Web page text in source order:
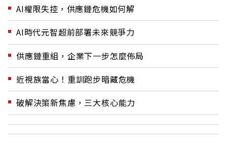
AI權限失控，供應鏈危機如何解
AI時代元智超前部署未來競爭力
供應鏈重組，企業下一步怎麼佈局
近視族當心！重訓跑步暗藏危機
破解決策新焦慮，三大核心能力